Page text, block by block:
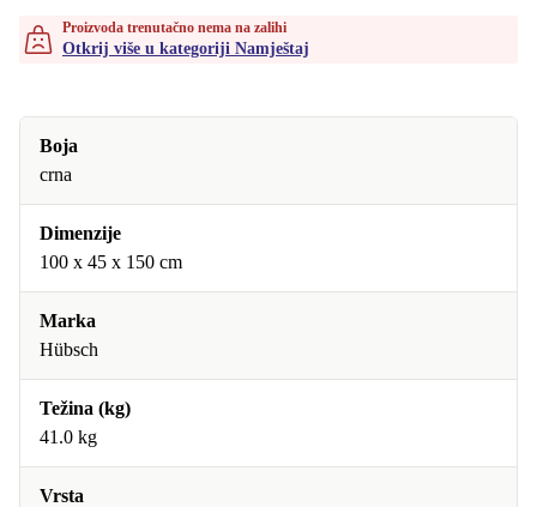
Proizvoda trenutačno nema na zalihi
Otkrij više u kategoriji Namještaj
Boja
crna
Dimenzije
100 x 45 x 150 cm
Marka
Hübsch
Težina (kg)
41.0 kg
Vrsta